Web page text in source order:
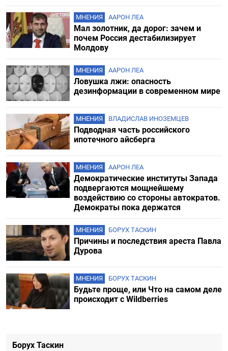
МНЕНИЯ ААРОН ЛЕА
Мал золотник, да дорог: зачем и
почем Россия дестабилизирует
Молдову
МНЕНИЯ ААРОН ЛЕА
Ловушка лжи: опасность
дезинформации в современном мире
МНЕНИЯ ВЛАДИСЛАВ ИНОЗЕМЦЕВ
Подводная часть российского
ипотечного айсберга
МНЕНИЯ ААРОН ЛЕА
Демократические институты Запада
подвергаются мощнейшему
воздействию со стороны автократов.
Демократы пока держатся
МНЕНИЯ БОРУХ ТАСКИН
Причины и последствия ареста Павла
Дурова
МНЕНИЯ БОРУХ ТАСКИН
Будьте проще, или Что на самом деле
происходит с Wildberries
Борух Таскин